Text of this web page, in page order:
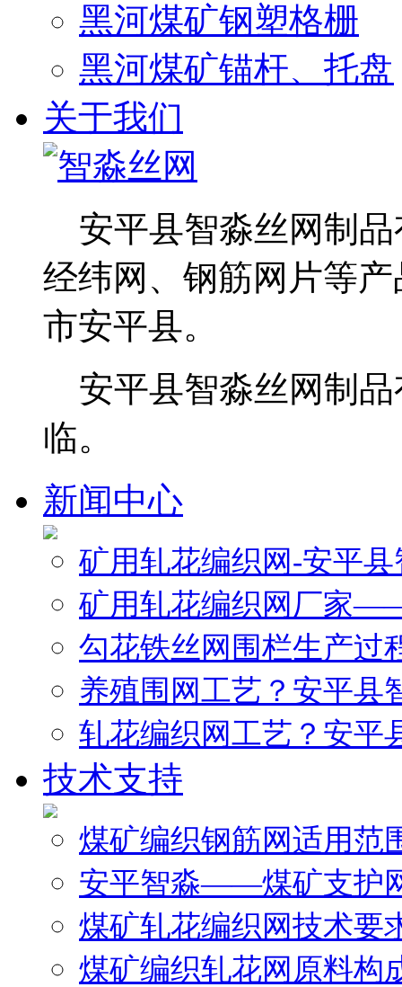
黑河煤矿钢塑格栅
黑河煤矿锚杆、托盘
关于我们
安平县智淼丝网制品
经纬网、钢筋网片等
市安平县。
安平县智淼丝网制品
临。
新闻中心
矿用轧花编织网-安平
矿用轧花编织网厂家
勾花铁丝网围栏生产过
养殖围网工艺？安平县
轧花编织网工艺？安平
技术支持
煤矿编织钢筋网适用范
安平智淼——煤矿支护
煤矿轧花编织网技术要
煤矿编织轧花网原料构